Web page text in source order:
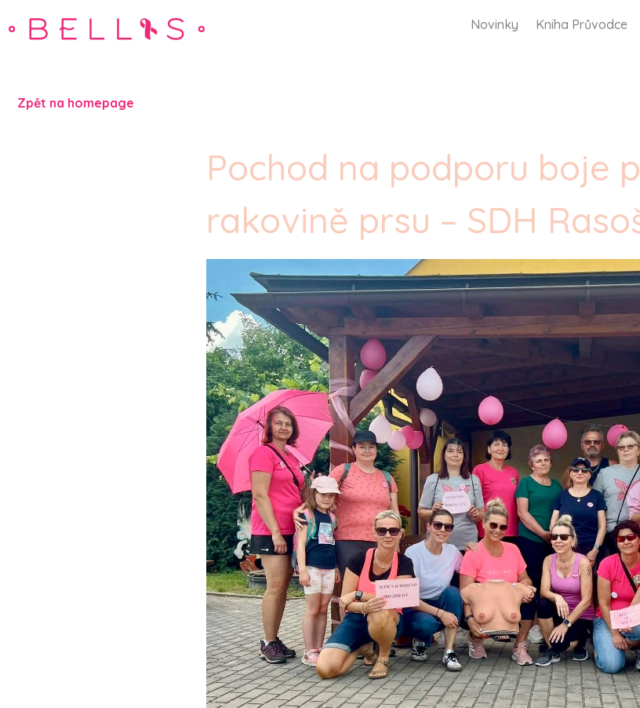
Novinky Kniha Průvodce
Zpět na homepage
Pochod na podporu boje
rakovině prsu – SDH